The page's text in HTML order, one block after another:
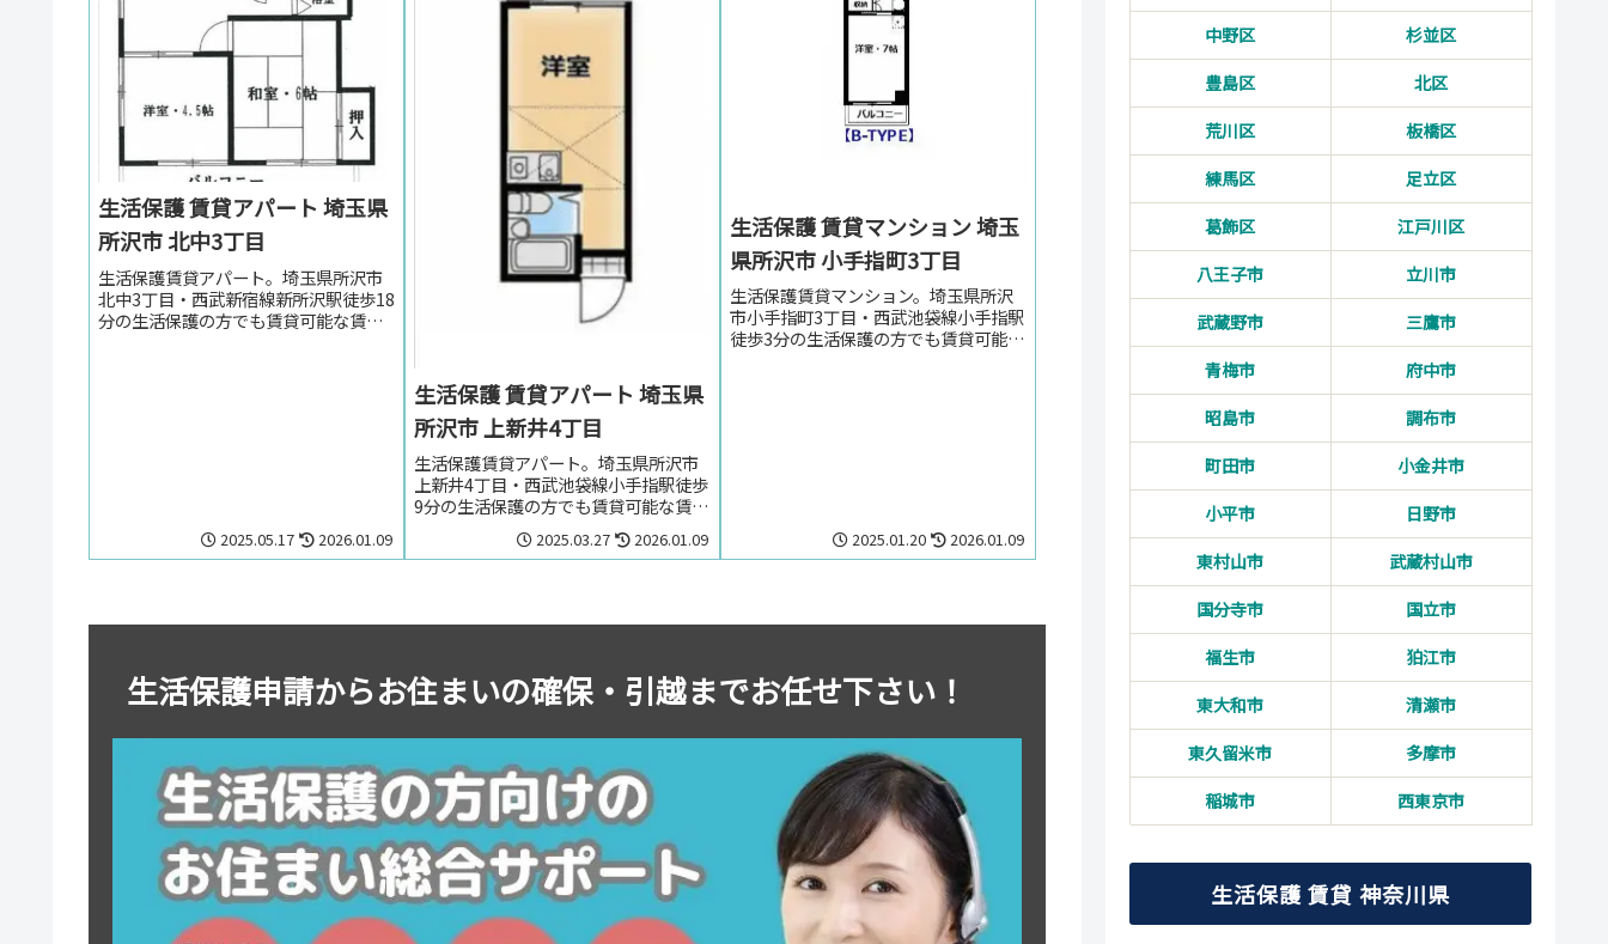
生活保護 賃貸アパート 埼玉県
所沢市 北中3丁目
生活保護賃貸アパート。埼玉県所沢市
北中3丁目・西武新宿線新所沢駅徒歩18
分の生活保護の方でも賃貸可能な賃貸
2025.05.17 2026.01.09
生活保護 賃貸アパート 埼玉県
所沢市 上新井4丁目
生活保護賃貸アパート。埼玉県所沢市
上新井4丁目・西武池袋線小手指駅徒歩
9分の生活保護の方でも賃貸可能な賃貸
アパート。埼玉県所沢市上新井4丁目・
西武池袋線小手指駅周辺のお部屋を探
2025.03.27 2026.01.09
生活保護 賃貸マンション 埼玉
県所沢市 小手指町3丁目
生活保護賃貸マンション。埼玉県所沢
市小手指町3丁目・西武池袋線小手指駅
徒歩3分の生活保護の方でも賃貸可能な
2025.01.20 2026.01.09
生活保護申請からお住まいの確保・引越までお任せ下さい！
中野区
杉並区
豊島区
北区
荒川区
板橋区
練馬区
足立区
葛飾区
江戸川区
八王子市
立川市
武蔵野市
三鷹市
青梅市
府中市
昭島市
調布市
町田市
小金井市
小平市
日野市
東村山市
武蔵村山市
国分寺市
国立市
福生市
狛江市
東大和市
清瀬市
東久留米市
多摩市
稲城市
西東京市
生活保護 賃貸 神奈川県